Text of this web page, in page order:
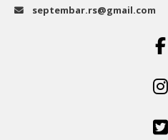
septembar.rs@gmail.com